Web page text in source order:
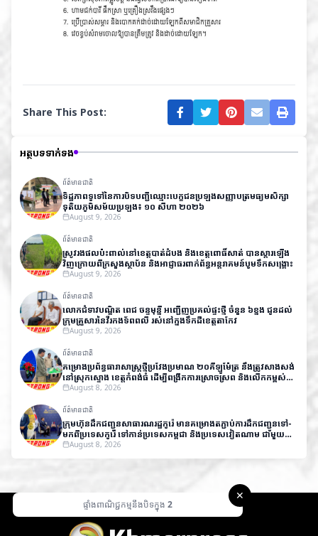
Share This Post:
អត្ថបទទាក់ទង
ព័ត៌មានជាតិ
ទិដ្ឋភាព​ទូទៅ​នៃ​ការ​បិទ​បញ្ជី​ឈ្មោះ​បេក្ខជន​ប្រឡង​សញ្ញាបត្រ​មធ្យម​សិក្សា​
ទុតិយភូមិ​សម័យ​ប្រឡង៖ ១០ សីហា ២០២៦
August 9, 2026
ព័ត៌មានជាតិ
ស្រូវរងផលប៉ះពាល់នៅខេត្តបាត់ដំបង និងខេត្តពោធិ៍សាត់ បានស្តារឡើង
វិញក្រោយពីក្រសួងស្ថាប័ន និងអាជ្ញាធរពាក់ព័ន្ធអន្តរាគមន៍បូមទឹកសង្គ្រោះ
August 9, 2026
ព័ត៌មានជាតិ
លោកជំទាវបណ្ឌិត ពេជ ចន្ទមុន្នី អញ្ជើញប្រគល់ផ្ទះថ្មី ចំនួន ៦ខ្នង ជូនដល់
ក្រុមគ្រួសារនៃវីរកងទ័ពពលី រស់នៅក្នុងទឹកដីខេត្តតាកែវ
August 9, 2026
ព័ត៌មានជាតិ
គម្រោងប្រព័ន្ធធារាសាស្ត្រថ្មីប្រវែងប្រមាណ ២០គីឡូម៉ែត្រ នឹងត្រូវសាងសង់
នៅស្រុកស្ទោង ខេត្តកំពង់ធំ ដើម្បីពង្រីកការស្រោចស្រព និងលើកកម្ពស់
ផលិតភាពកសិកម្ម
August 8, 2026
ព័ត៌មានជាតិ
ក្រុមហ៊ុនដឹកជញ្ជូនសាធារណរដ្ឋកូរ៉េ មានគម្រោងតភ្ជាប់ការដឹកជញ្ជូនទៅ-
មកពីប្រទេសកូរ៉េ​ ទៅកាន់ប្រទេសកម្ពុជា និងប្រទេសវៀតណាម ជាមួយ
តម្លៃសមរម្យ
August 8, 2026
✕
ផ្ទាំងពាណិជ្ជកម្មនឹងបិទក្នុង 1